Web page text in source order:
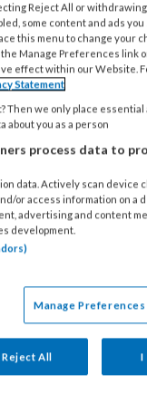
Bekijk de
Reject All or
some content and ads
this menu to change your
Manage Preferences link
effect within our Website.
Statement
Then we only place
about you as a person
process data to
data. Actively scan device
or access information on a
advertising and content
development.
Manage Preferences
Reject All I